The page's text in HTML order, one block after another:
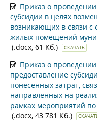
Приказ о
субсидии в целях
возникающих в связи с
жилых помещений
(.docx, 61 Кб.)
СКАЧАТЬ
Приказ о
предоставление
понесенных затрат,
направленных на
рамках мероприятий
(.docx, 43 781 Кб.)